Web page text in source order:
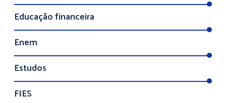
Educação financeira
Enem
Estudos
FIES